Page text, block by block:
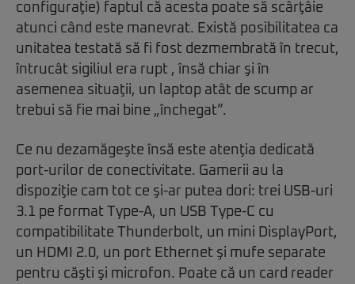
configuraţie) faptul că acesta poate să scârţâie
atunci când este manevrat. Există posibilitatea ca
unitatea testată să fi fost dezmembrată în trecut,
întrucât sigiliul era rupt , însă chiar şi în
asemenea situaţii, un laptop atât de scump ar
trebui să fie mai bine „închegat”.
Ce nu dezamăgeşte însă este atenţia dedicată
port-urilor de conectivitate. Gamerii au la
dispoziţie cam tot ce şi-ar putea dori: trei USB-uri
3.1 pe format Type-A, un USB Type-C cu
compatibilitate Thunderbolt, un mini DisplayPort,
un HDMI 2.0, un port Ethernet şi mufe separate
pentru căşti şi microfon. Poate că un card reader